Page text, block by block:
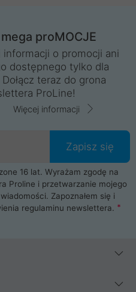
proMOCJE
informacji o promocji ani
dostępnego tylko dla
teraz do grona
ProLine!
Więcej informacji
Zapisz się
16 lat. Wyrażam zgodę na
Proline i przetwarzanie mojego
Zapoznałem się i
regulaminu newslettera.